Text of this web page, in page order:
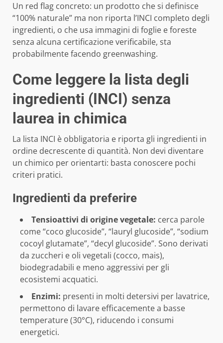
Un red flag concreto: un prodotto che si definisce
“100% naturale” ma non riporta l’INCI completo degli
ingredienti, o che usa immagini di foglie e foreste
senza alcuna certificazione verificabile, sta
probabilmente facendo greenwashing.
Come leggere la lista degli
ingredienti (INCI) senza
laurea in chimica
La lista INCI è obbligatoria e riporta gli ingredienti in
ordine decrescente di quantità. Non devi diventare
un chimico per orientarti: basta conoscere pochi
criteri pratici.
Ingredienti da preferire
Tensioattivi di origine vegetale: cerca parole
come “coco glucoside”, “lauryl glucoside”, “sodium
cocoyl glutamate”, “decyl glucoside”. Sono derivati
da zuccheri e oli vegetali (cocco, mais),
biodegradabili e meno aggressivi per gli
ecosistemi acquatici.
Enzimi: presenti in molti detersivi per lavatrice,
permettono di lavare efficacemente a basse
temperature (30°C), riducendo i consumi
energetici.